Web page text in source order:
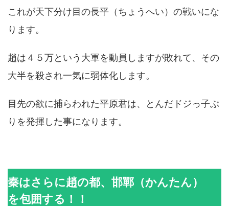
これが天下分け目の長平（ちょうへい）の戦いにな
ります。
趙は４５万という大軍を動員しますが敗れて、その
大半を殺され一気に弱体化します。
目先の欲に捕らわれた平原君は、とんだドジっ子ぶ
りを発揮した事になります。
秦はさらに趙の都、邯鄲（かんたん）
を包囲する！！